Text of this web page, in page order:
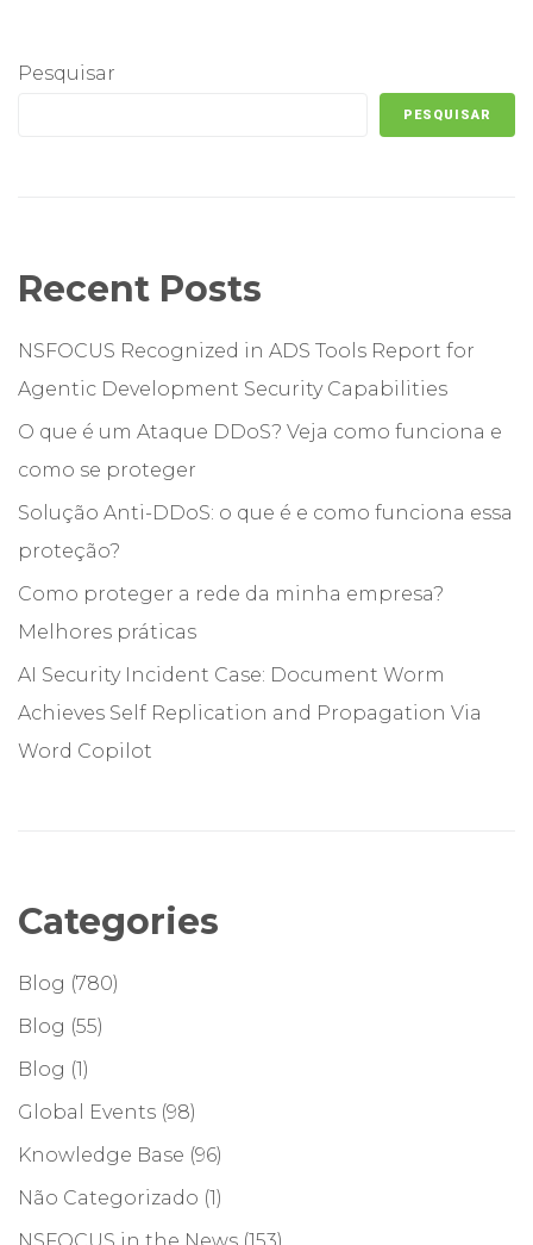
Pesquisar
PESQUISAR
Recent Posts
NSFOCUS Recognized in ADS Tools Report for
Agentic Development Security Capabilities
O que é um Ataque DDoS? Veja como funciona e
como se proteger
Solução Anti-DDoS: o que é e como funciona essa
proteção?
Como proteger a rede da minha empresa?
Melhores práticas
AI Security Incident Case: Document Worm
Achieves Self Replication and Propagation Via
Word Copilot
Categories
Blog (780)
Blog (55)
Blog (1)
Global Events (98)
Knowledge Base (96)
Não Categorizado (1)